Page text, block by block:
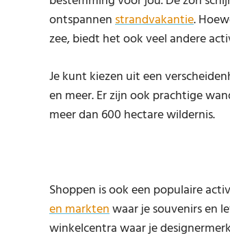
ontspannenstrandvakantie.
zee, biedt het ook veel andere
Je kunt kiezen uit een
en meer. Er zijn ook prachtige
meer dan 600 hectare wildernis.
Shoppen is ook een populaire
en marktenwaar je souvenirs en
winkelcentra waar je